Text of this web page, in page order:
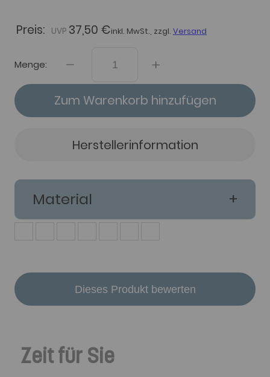
Preis: 37,50 €inkl. MwSt., zzgl. Versand
Menge:
Zum Warenkorb hinzufügen
Herstellerinformation
Material
Dieses Produkt bewerten
Zeit für Sie